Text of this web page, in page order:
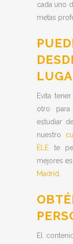
cada uno
metas
Evita
otro
estudiar
nuestro
ELE te
mejores
Madrid.
El